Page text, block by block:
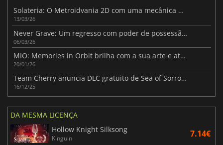
Solateria: O Metroidvania 2D com uma mecânica de Parry impressionante
13/03/26
Never Grave: Um regresso com poder de possessão para os fãs de Metroidvania
06/03/26
MIO: Memories in Orbit brilha com a sua arte e atmosfera
20/01/26
Team Cherry anuncia DLC gratuito de Sea of Sorrow para Silksong
16/12/25
DA MESMA LICENÇA
Hollow Knight Silksong
Kinguin 7.14€